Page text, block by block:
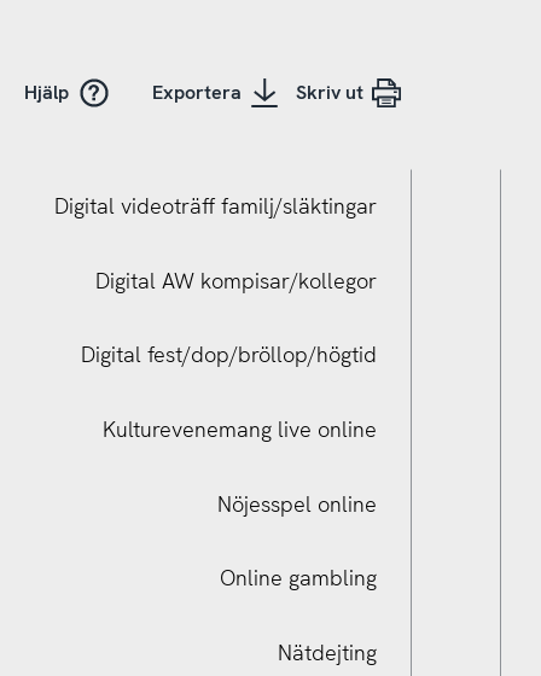
Hjälp Exportera Skriv ut
Nätdejting
Online gambling
Nöjesspel online
Kulturevenemang live online
Digital fest/dop/bröllop/högtid
Digital AW kompisar/kollegor
Digital videoträff familj/släktingar